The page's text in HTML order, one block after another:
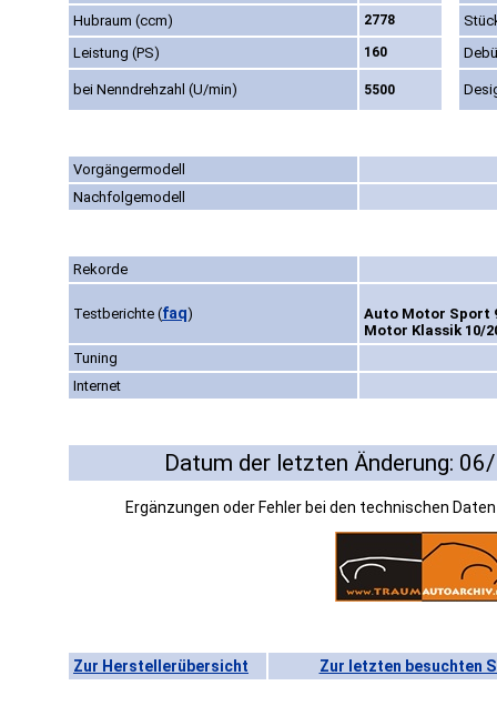
Hubraum (ccm)
2778
Leistung (PS)
160
bei Nenndrehzahl (U/min) 5500
Vorgängermodell
Nachfolgemodell
Rekorde
Testberichte (faq)
Auto Motor Sport
Motor Klassik 10/
Tuning
Internet
Datum der letzten Änderung:
Ergänzungen oder Fehler bei den technischen
Zur Herstellerübersicht Zur letzten besuchten